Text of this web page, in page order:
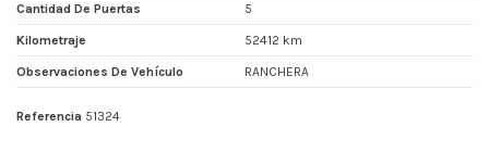
Cantidad De Puertas 5
Kilometraje 52412 km
Observaciones De Vehículo RANCHERA
Referencia 51324